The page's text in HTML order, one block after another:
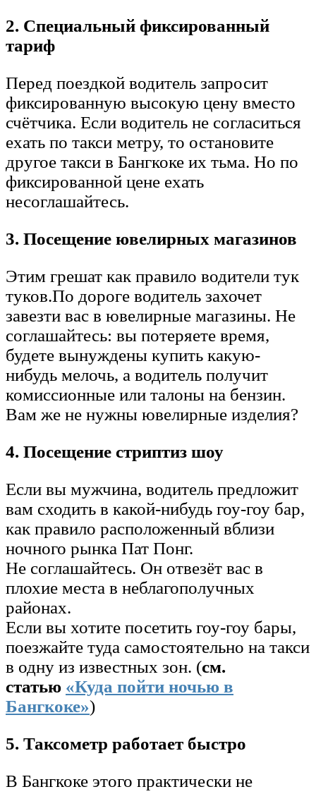
2. Специальный фиксированный
тариф
Перед поездкой водитель запросит
фиксированную высокую цену вместо
счётчика. Если водитель не согласиться
ехать по такси метру, то остановите
другое такси в Бангкоке их тьма. Но по
фиксированной цене ехать
несоглашайтесь.
3. Посещение ювелирных магазинов
Этим грешат как правило водители тук
туков.По дороге водитель захочет
завезти вас в ювелирные магазины. Не
соглашайтесь: вы потеряете время,
будете вынуждены купить какую-
нибудь мелочь, а водитель получит
комиссионные или талоны на бензин.
Вам же не нужны ювелирные изделия?
4. Посещение стриптиз шоу
Если вы мужчина, водитель предложит
вам сходить в какой-нибудь гоу-гоу бар,
как правило расположенный вблизи
ночного рынка Пат Понг.
Не соглашайтесь. Он отвезёт вас в
плохие места в неблагополучных
районах.
Если вы хотите посетить гоу-гоу бары,
поезжайте туда самостоятельно на такси
в одну из известных зон. (см.
статью «Куда пойти ночью в
Бангкоке»)
5. Таксометр работает быстро
В Бангкоке этого практически не